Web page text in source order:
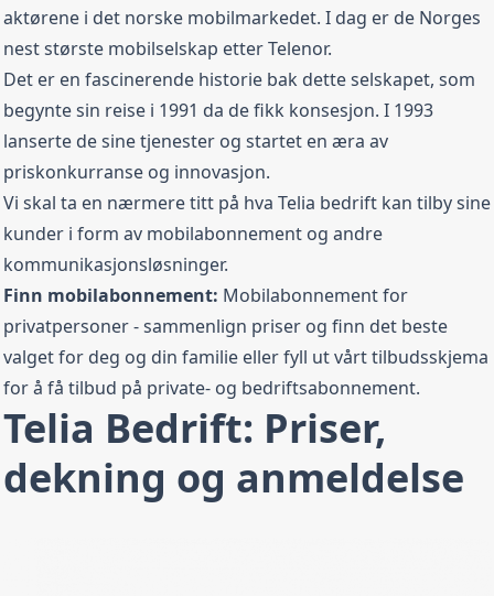
Telia Bedrift 6 GB
6 GB Maks hastighet
Fri tale
EU/EØS Roaming
Data rollover
Data Rollover
Svindelsperre
Nettvakt
Fra 449,00 kr / mnd
Telia Bedrift 15 GB
15 GB Maks hastighet
Fri tale
EU/EØS Roaming
Data rollover
Data Rollover
Svindelsperre
Nettvakt
Fra 549,00 kr / mnd
aktørene i det norske mobilmarkedet. I dag er de Norges
nest største mobilselskap etter Telenor.
Det er en fascinerende historie bak dette selskapet, som
begynte sin reise i 1991 da de fikk konsesjon. I 1993
lanserte de sine tjenester og startet en æra av
priskonkurranse og innovasjon.
Vi skal ta en nærmere titt på hva Telia bedrift kan tilby sine
kunder i form av mobilabonnement og andre
kommunikasjonsløsninger.
Finn mobilabonnement: Mobilabonnementfor
privatpersoner - sammenlign priser og finn det beste
valget for deg og din familie eller fyll ut vårt tilbudsskjema
for å få tilbud på private- og bedriftsabonnement.
Telia Bedrift: Priser,
dekning og anmeldelse